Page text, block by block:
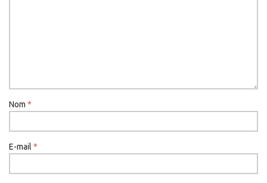
Nom *
E-mail *